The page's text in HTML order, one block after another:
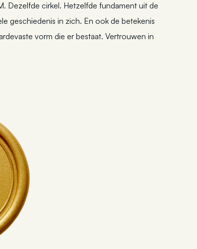
Dezelfde cirkel. Hetzelfde fundament uit de
geschiedenis in zich. En ook de betekenis
vorm die er bestaat. Vertrouwen in